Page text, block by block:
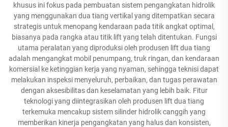
khusus ini fokus pada pembuatan sistem pengangkatan hidrolik
yang menggunakan dua tiang vertikal yang ditempatkan secara
strategis untuk menopang kendaraan pada titik angkat optimal,
biasanya pada rangka atau titik lift yang telah ditentukan. Fungsi
utama peralatan yang diproduksi oleh produsen lift dua tiang
adalah mengangkat mobil penumpang, truk ringan, dan kendaraan
komersial ke ketinggian kerja yang nyaman, sehingga teknisi dapat
melakukan inspeksi menyeluruh, perbaikan, dan tugas perawatan
dengan aksesibilitas dan keselamatan yang lebih baik. Fitur
teknologi yang diintegrasikan oleh produsen lift dua tiang
terkemuka mencakup sistem silinder hidrolik canggih yang
memberikan kinerja pengangkatan yang halus dan konsisten,